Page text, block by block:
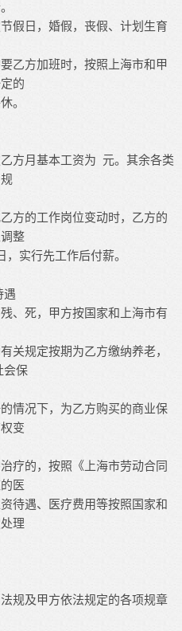
假日，婚假，丧假、计划生育
乙方加班时，按照上海市和甲
的
。
方月基本工资为
元。其余各类
方的工作岗位变动时，乙方的
整
，实行先工作后付薪。
遇
、死，甲方按国家和上海市有
关规定按期为乙方缴纳养老，
会保
情况下，为乙方购买的商业保
变
疗的，按照《上海市劳动合同
医
待遇、医疗费用等按照国家和
理
规及甲方依法规定的各项规章